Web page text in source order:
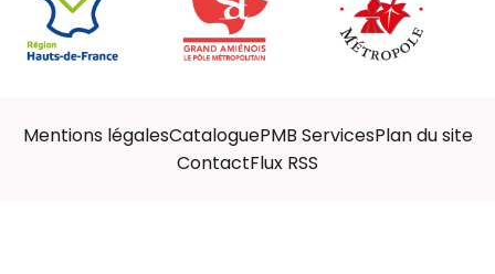
Mentions légalesCataloguePMB ServicesPlan du site
ContactFlux RSS